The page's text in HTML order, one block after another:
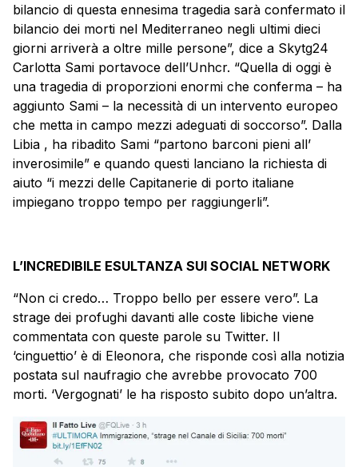
bilancio di questa ennesima tragedia sarà confermato il
bilancio dei morti nel Mediterraneo negli ultimi dieci
giorni arriverà a oltre mille persone”, dice a Skytg24
Carlotta Sami portavoce dell’Unhcr. “Quella di oggi è
una tragedia di proporzioni enormi che conferma – ha
aggiunto Sami – la necessità di un intervento europeo
che metta in campo mezzi adeguati di soccorso”. Dalla
Libia , ha ribadito Sami “partono barconi pieni all’
inverosimile” e quando questi lanciano la richiesta di
aiuto “i mezzi delle Capitanerie di porto italiane
impiegano troppo tempo per raggiungerli”.
L’INCREDIBILE ESULTANZA SUI SOCIAL NETWORK
“Non ci credo… Troppo bello per essere vero”. La
strage dei profughi davanti alle coste libiche viene
commentata con queste parole su Twitter. Il
‘cinguettio’ è di Eleonora, che risponde così alla notizia
postata sul naufragio che avrebbe provocato 700
morti. ‘Vergognati’ le ha risposto subito dopo un’altra.